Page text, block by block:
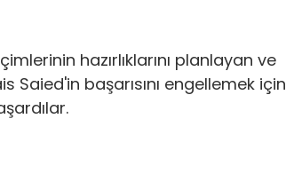
hazırlıklarını planlayan ve
başarısını engellemek için